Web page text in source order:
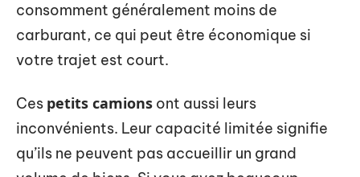
consomment généralement moins de
carburant, ce qui peut être économique si
votre trajet est court.
Ces petits camions ont aussi leurs
inconvénients. Leur capacité limitée signifie
qu’ils ne peuvent pas accueillir un grand